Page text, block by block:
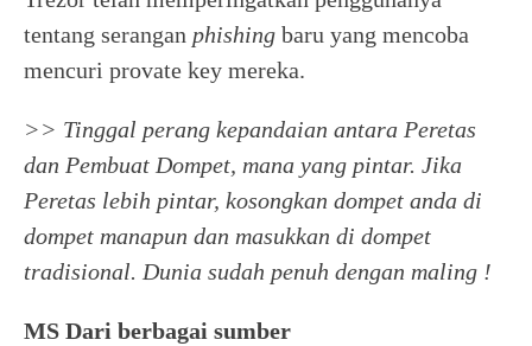
tentang serangan phishing baru yang mencoba
mencuri provate key mereka.
>> Tinggal perang kepandaian antara Peretas
dan Pembuat Dompet, mana yang pintar. Jika
Peretas lebih pintar, kosongkan dompet anda di
dompet manapun dan masukkan di dompet
tradisional. Dunia sudah penuh dengan maling !
MS Dari berbagai sumber